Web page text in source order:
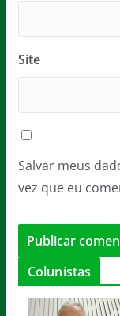
Site
Salvar meus
vez que eu
Colunistas